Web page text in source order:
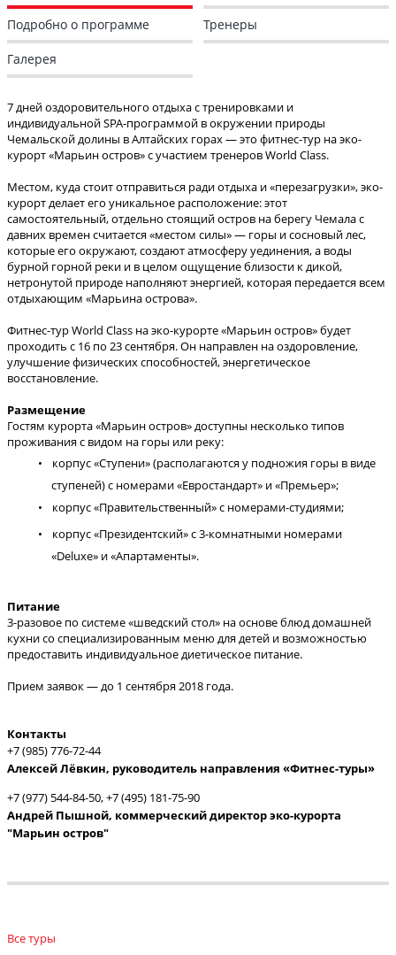
Подробно о программе Тренеры
Галерея
7 дней оздоровительного отдыха с тренировками и
индивидуальной SPA-программой в окружении природы
Чемальской долины в Алтайских горах — это фитнес-тур на эко-
курорт «Марьин остров» с участием тренеров World Class.
Местом, куда стоит отправиться ради отдыха и «перезагрузки», эко-
курорт делает его уникальное расположение: этот
самостоятельный, отдельно стоящий остров на берегу Чемала с
давних времен считается «местом силы» — горы и сосновый лес,
которые его окружают, создают атмосферу уединения, а воды
бурной горной реки и в целом ощущение близости к дикой,
нетронутой природе наполняют энергией, которая передается всем
отдыхающим «Марьина острова».
Фитнес-тур World Class на эко-курорте «Марьин остров» будет
проходить с 16 по 23 сентября. Он направлен на оздоровление,
улучшение физических способностей, энергетическое
восстановление.
Размещение
Гостям курорта «Марьин остров» доступны несколько типов
проживания с видом на горы или реку:
корпус «Ступени» (располагаются у подножия горы в виде
ступеней) с номерами «Евростандарт» и «Премьер»;
корпус «Правительственный» с номерами-студиями;
корпус «Президентский» с 3-комнатными номерами
«Deluxe» и «Апартаменты».
Питание
3-разовое по системе «шведский стол» на основе блюд домашней
кухни со специализированным меню для детей и возможностью
предоставить индивидуальное диетическое питание.
Прием заявок — до 1 сентября 2018 года.
Контакты
+7 (985) 776-72-44
Алексей Лёвкин, руководитель направления «Фитнес-туры»
+7 (977) 544-84-50, +7 (495) 181-75-90
Андрей Пышной, коммерческий директор эко-курорта
"Марьин остров"
Все туры